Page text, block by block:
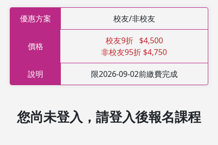
優惠方案 校友/非校友
價格
校友9折 $4,500
非校友95折 $4,750
說明 限2026-09-02前繳費完成
您尚未登入，請登入後報名課程